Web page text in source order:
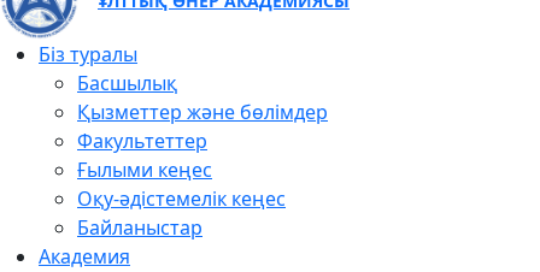
Біз туралы
Басшылық
Қызметтер және бөлімдер
Факультеттер
Ғылыми кеңес
Оқу-әдістемелік кеңес
Байланыстар
Академия